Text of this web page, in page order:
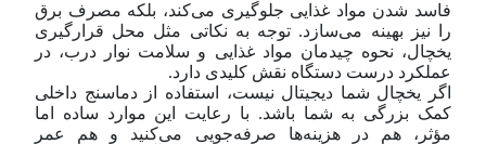
فاسد شدن مواد غذایی جلوگیری می‌کند، بلکه مصرف برق
را نیز بهینه می‌سازد. توجه به نکاتی مثل محل قرارگیری
یخچال، نحوه چیدمان مواد غذایی و سلامت نوار درب، در
عملکرد درست دستگاه نقش کلیدی دارد.
اگر یخچال شما دیجیتال نیست، استفاده از دماسنج داخلی
کمک بزرگی به شما باشد. با رعایت این موارد ساده اما
مؤثر، هم در هزینه‌ها صرفه‌جویی می‌کنید و هم عمر